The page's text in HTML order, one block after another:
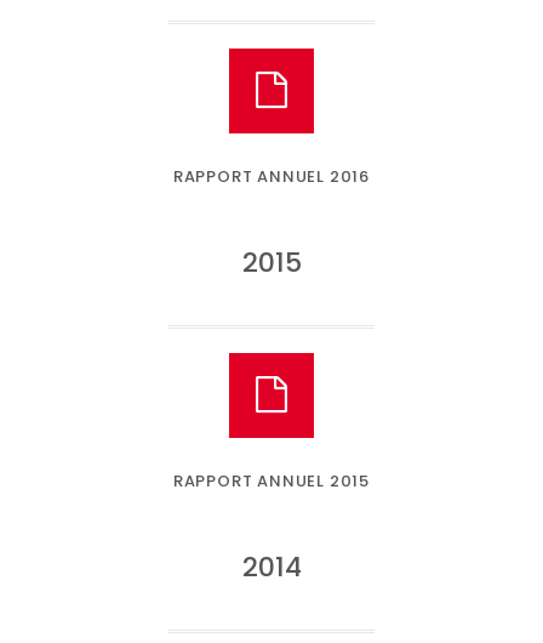
RAPPORT ANNUEL 2016
2015
RAPPORT ANNUEL 2015
2014